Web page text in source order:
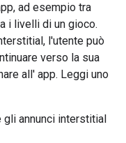
ad esempio tra
i livelli di un gioco.
l'utente può
verso la sua
all' app. Leggi uno
gli annunci interstitial